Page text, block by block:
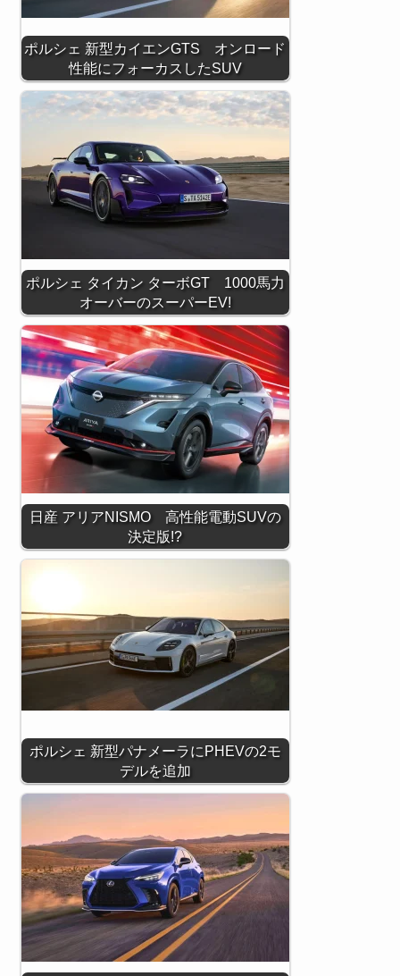
ポルシェ 新型カイエンGTS オンロード
性能にフォーカスしたSUV
ポルシェ タイカン ターボGT 1000馬力
オーバーのスーパーEV!
日産 アリアNISMO 高性能電動SUVの
決定版!?
ポルシェ 新型パナメーラにPHEVの2モ
デルを追加